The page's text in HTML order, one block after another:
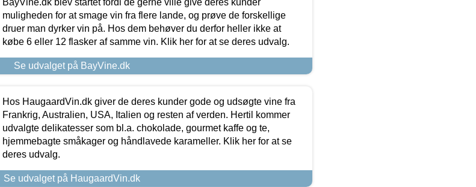
muligheden for at smage vin fra flere lande, og prøve de forskellige
druer man dyrker vin på. Hos dem behøver du derfor heller ikke at
købe 6 eller 12 flasker af samme vin. Klik her for at se deres udvalg.
Se udvalget på BayVine.dk
Hos HaugaardVin.dk giver de deres kunder gode og udsøgte vine fra
Frankrig, Australien, USA, Italien og resten af verden. Hertil kommer
udvalgte delikatesser som bl.a. chokolade, gourmet kaffe og te,
hjemmebagte småkager og håndlavede karameller. Klik her for at se
deres udvalg.
Se udvalget på HaugaardVin.dk